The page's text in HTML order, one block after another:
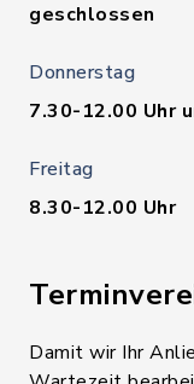
geschlossen
Donnerstag
7.30-12.00 Uhr
Freitag
8.30-12.00 Uhr
Damit wir Ihr